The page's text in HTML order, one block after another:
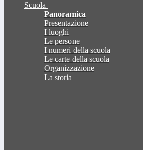
Scuola
Panoramica
Presentazione
I luoghi
Le persone
I numeri della scuola
Le carte della scuola
Organizzazione
La storia